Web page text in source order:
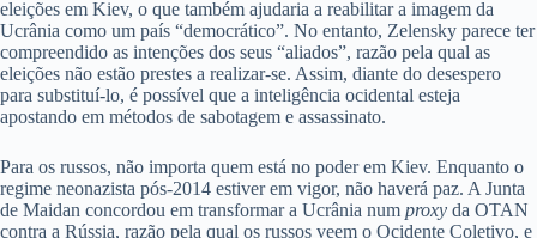
eleições em Kiev, o que também ajudaria a reabilitar a imagem da
Ucrânia como um país “democrático”. No entanto, Zelensky parece ter
compreendido as intenções dos seus “aliados”, razão pela qual as
eleições não estão prestes a realizar-se. Assim, diante do desespero
para substituí-lo, é possível que a inteligência ocidental esteja
apostando em métodos de sabotagem e assassinato.
Para os russos, não importa quem está no poder em Kiev. Enquanto o
regime neonazista pós-2014 estiver em vigor, não haverá paz. A Junta
de Maidan concordou em transformar a Ucrânia num proxy da OTAN
contra a Rússia, razão pela qual os russos veem o Ocidente Coletivo, e